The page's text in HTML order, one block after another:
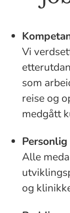
Vi
som
reise og
medgått
Alle
og